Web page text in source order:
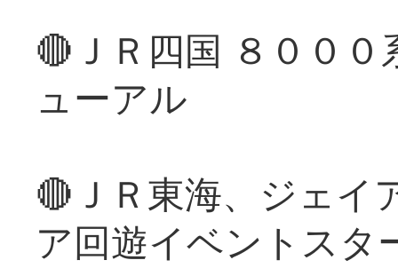
🔴ＪＲ四国 ８００
ューアル
🔴ＪＲ東海、ジェイ
ア回遊イベントスタ